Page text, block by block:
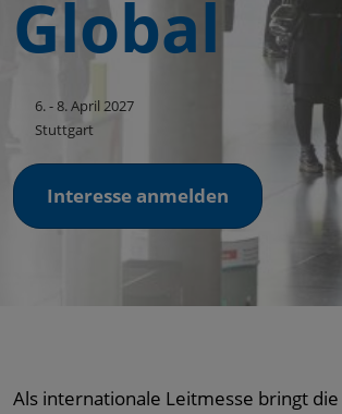
Global
6. - 8. April 2027
Stuttgart
Interesse anmelden
Als internationale Leitmesse bringt